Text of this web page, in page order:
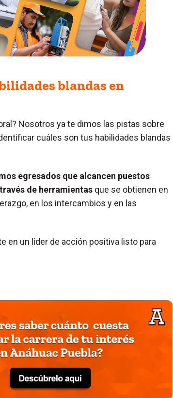
blandas en
Nosotros ya te dimos las pistas sobre
cuáles son tus habilidades blandas
egresados que alcancen puestos
de herramientasque se obtienen en
en los intercambios y en las
en un líder de acción positiva listo para